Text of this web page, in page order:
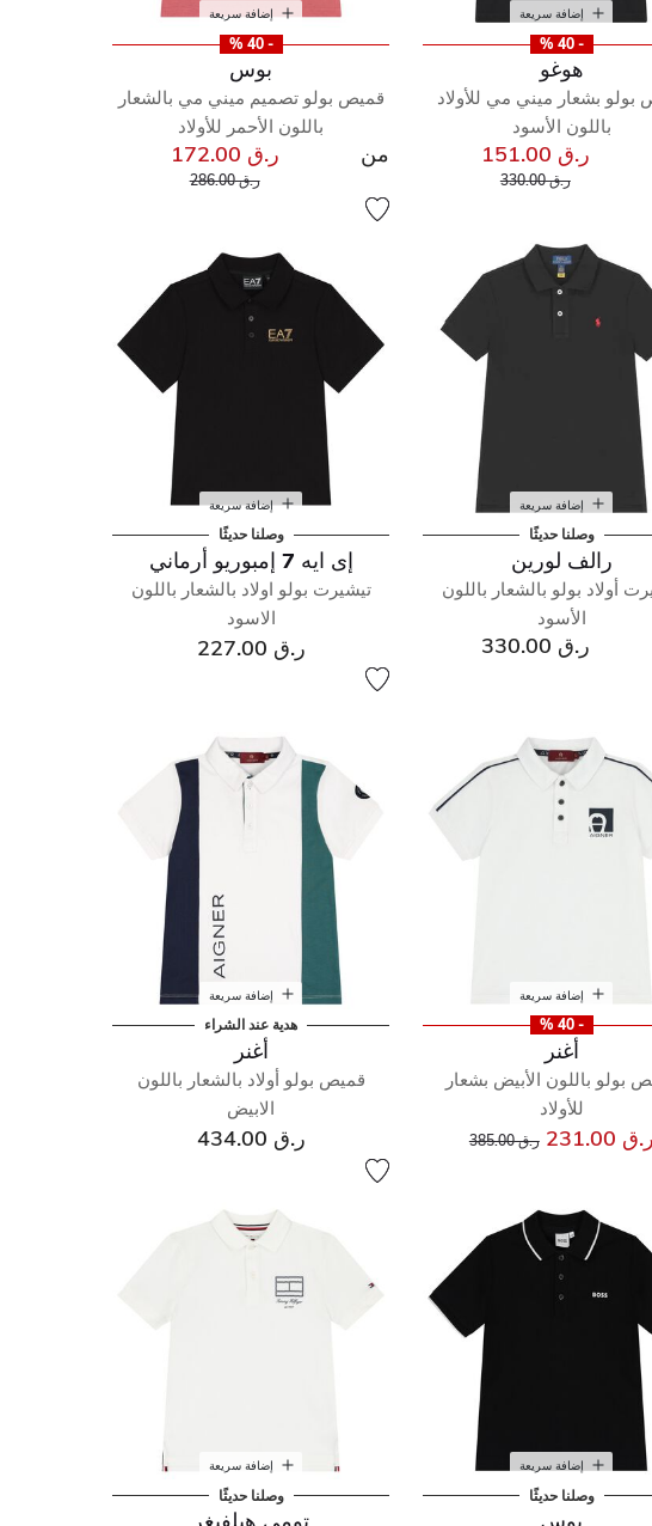
إضافة سريعة
- 40 %
هوغو
بولو بشعار ميني مي للأولاد
باللون الأسود
ر.ق 151.00
سعر مخفض من
ر.ق 330.00 إلى
إضافة سريعة
- 40 %
بوس
قميص بولو تصميم ميني مي بالشعار
باللون الأحمر للأولاد
من ر.ق 172.00
سعر مخفض من
ر.ق 286.00 إلى
إضافة سريعة
وصلنا حديثًا
رالف لورين
أولاد بولو بالشعار باللون
الأسود
ر.ق 330.00
إضافة سريعة
وصلنا حديثًا
إى ايه 7 إمبوريو أرماني
تيشيرت بولو اولاد بالشعار باللون
الاسود
ر.ق 227.00
إضافة سريعة
- 40 %
أغنر
بولو باللون الأبيض بشعار
للأولاد
ر.ق 231.00 سعر مخفض من
ر.ق 385.00 إلى
إضافة سريعة
هدية عند الشراء
أغنر
قميص بولو أولاد بالشعار باللون
الابيض
ر.ق 434.00
إضافة سريعة
وصلنا حديثًا
إضافة سريعة
وصلنا حديثًا